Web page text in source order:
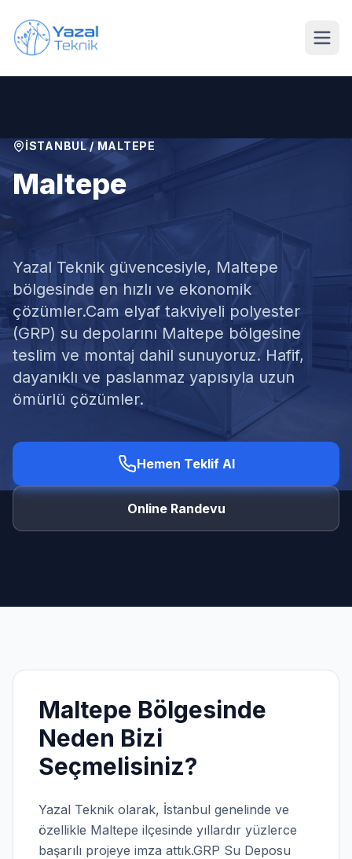
İSTANBUL/ MALTEPE
Maltepe
GRP Su Deposu Satışı
Yazal Teknik güvencesiyle, Maltepe
bölgesinde en hızlı ve ekonomik
çözümler.Cam elyaf takviyeli polyester
(GRP) su depolarını Maltepe bölgesine
teslim ve montaj dahil sunuyoruz. Hafif,
dayanıklı ve paslanmaz yapısıyla uzun
ömürlü çözümler.
Hemen Teklif Al
Online Randevu
Maltepe Bölgesinde
Neden Bizi
Seçmelisiniz?
Yazal Teknik olarak, İstanbul genelinde ve
özellikle Maltepe ilçesinde yıllardır yüzlerce
başarılı projeye imza attık.GRP Su Deposu